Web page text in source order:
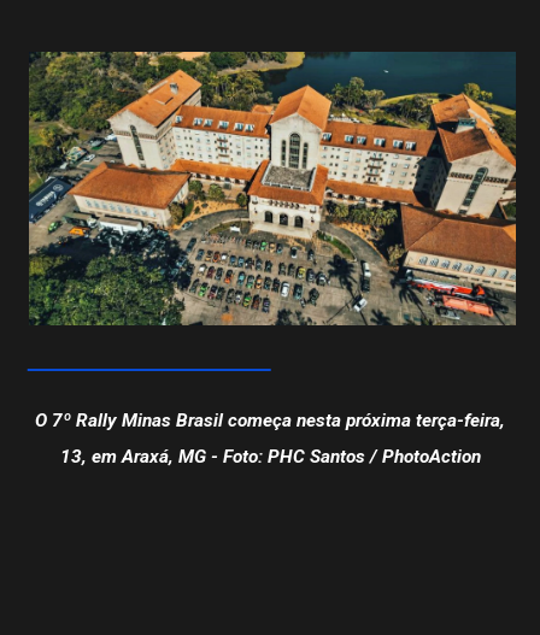
O 7º Rally Minas Brasil começa nesta próxima terça-feira,
13, em Araxá, MG - Foto: PHC Santos / PhotoAction